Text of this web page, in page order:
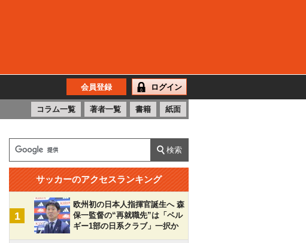
会員登録 ログイン
コラム一覧 著者一覧 書籍 紙面
サッカーのアクセスランキング
1
欧州初の日本人指揮官誕生へ 森
保一監督の“再就職先”は「ベル
ギー1部の日系クラブ」一択か